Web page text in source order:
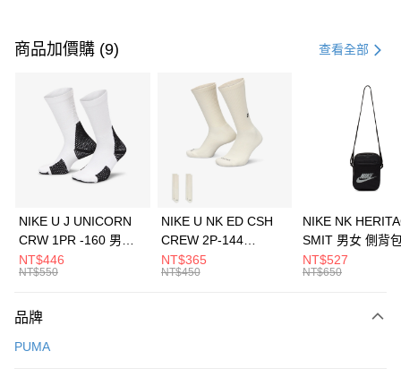
信用卡一次付款
3 期 0 利率 每期 21家銀行
合作金庫商業銀行
第一商業銀行
華南商業銀行
彰化商業銀行
上海商業儲蓄銀行
元大商業銀行
台灣樂天信用卡公司
Apple Pay
全盈+PAY
AFTEE先享後付
【關於「AFTEE先享後付」】
便利好安心！
運送方式
商品加價購 (9) 查看全部
NIKE U J UNICORN
CRW 1PR -160 男女
中統襪 FZ3393100
NT$446
NT$550
NIKE U NK ED CSH
CREW 2P-144
EMBRDY 男女 短統襪
FZ3073133
NT$365
NT$450
NIKE NK
SMIT 男女 側背
BA5871010
NT$527
NT$650
品牌
PUMA